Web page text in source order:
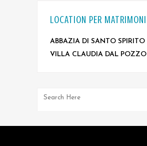
LOCATION PER MATRIMONI
ABBAZIA DI SANTO SPIRITO
VILLA CLAUDIA DAL POZZO